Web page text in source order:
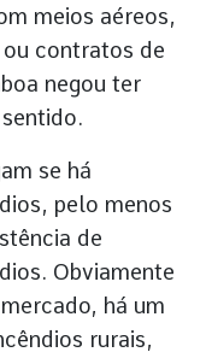
meios aéreos,
contratos de
negou ter
se há
pelo menos
de
Obviamente
há um
rurais,